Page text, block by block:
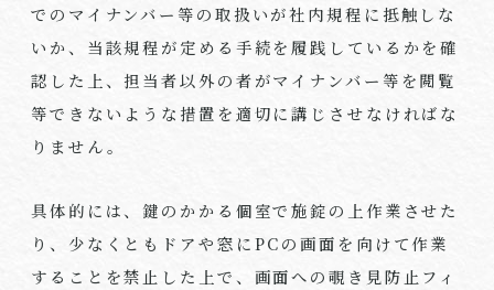
でのマイナンバー等の取扱いが社内規程に抵触しな
いか、当該規程が定める手続を履践しているかを確
認した上、担当者以外の者がマイナンバー等を閲覧
等できないような措置を適切に講じさせなければな
りません。
具体的には、鍵のかかる個室で施錠の上作業させた
り、少なくともドアや窓にPCの画面を向けて作業
することを禁止した上で、画面への覗き見防止フィ